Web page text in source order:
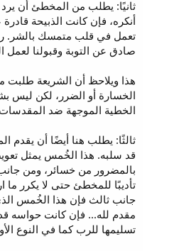
ثانيًا: يطلب من المخطئ أن يرد
أنكره، فإن كانت الذبيحة
تعمل في قلب متمسك بالشر.
صادق عن التوبة وقبولنا لعمل
هذا ويلاحظ أن الشريعة
الخطية الموجهة ضد
ثالثًا: يطلب هنا أيضًا أن
قد سلبه. هذا الخُمس يمثل
بالمضرور من خسائر، ومن
تأديبًا للمخطئ حتى لا يكرر ما
جانب ثالث فإن هذا الخُمس
مقدم لله... فإن كانت حواسه
تسليمها للرب كما في النوع